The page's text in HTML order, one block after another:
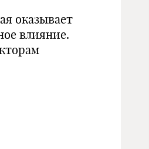
оказывает
влияние.